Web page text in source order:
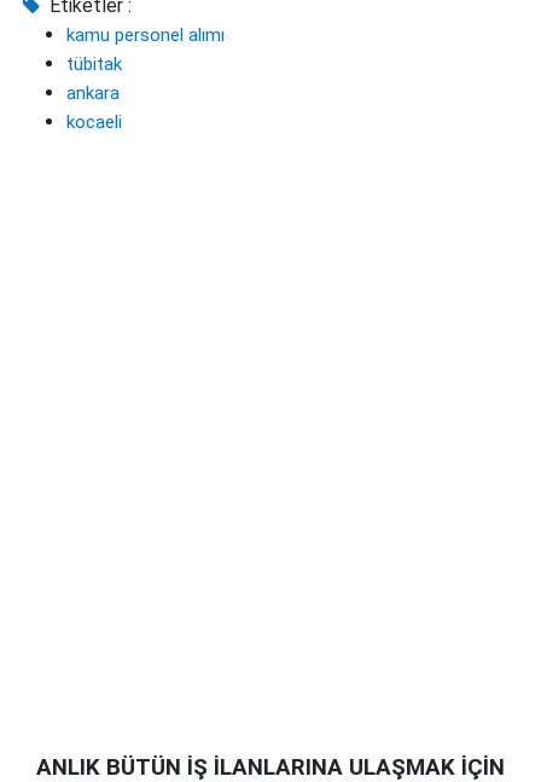
Etiketler :
kamu personel alımı
tübitak
ankara
kocaeli
ANLIK BÜTÜN İŞ İLANLARINA ULAŞMAK İÇİN